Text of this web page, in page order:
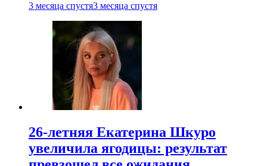
3 месяца спустя3 месяца спустя
26-летняя Екатерина Шкуро
увеличила ягодицы: результат